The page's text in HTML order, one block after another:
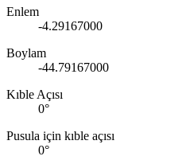
Enlem
-4.29167000
Boylam
-44.79167000
Kıble Açısı
0°
Pusula için kıble açısı
0°